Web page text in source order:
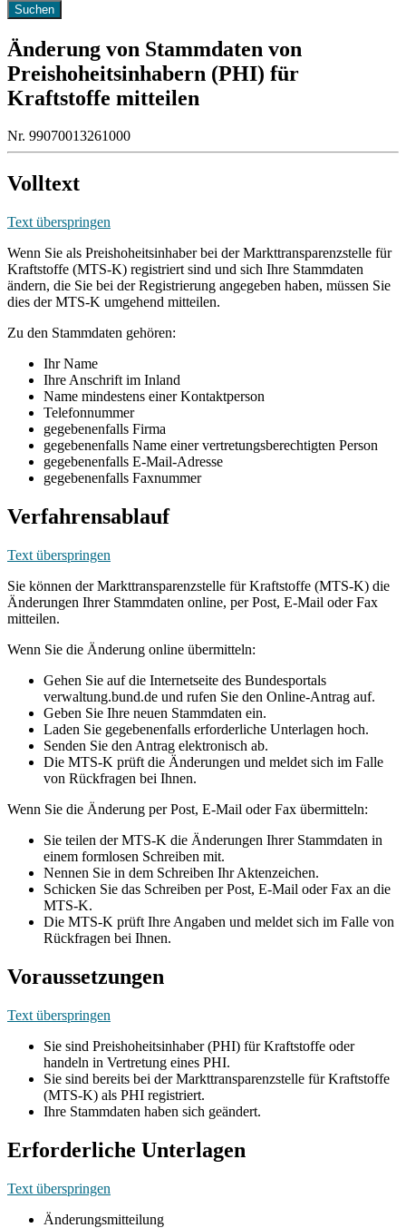
Änderung von Stammdaten von
Preishoheitsinhabern (PHI) für
Kraftstoffe mitteilen
Nr. 99070013261000
Volltext
Text überspringen
Wenn Sie als Preishoheitsinhaber bei der Markttransparenzstelle für
Kraftstoffe (MTS-K) registriert sind und sich Ihre Stammdaten
ändern, die Sie bei der Registrierung angegeben haben, müssen Sie
dies der MTS-K umgehend mitteilen.
Zu den Stammdaten gehören:
Ihr Name
Ihre Anschrift im Inland
Name mindestens einer Kontaktperson
Telefonnummer
gegebenenfalls Firma
gegebenenfalls Name einer vertretungsberechtigten Person
gegebenenfalls E-Mail-Adresse
gegebenenfalls Faxnummer
Verfahrensablauf
Text überspringen
Sie können der Markttransparenzstelle für Kraftstoffe (MTS-K) die
Änderungen Ihrer Stammdaten online, per Post, E-Mail oder Fax
mitteilen.
Wenn Sie die Änderung online übermitteln:
Gehen Sie auf die Internetseite des Bundesportals
verwaltung.bund.de und rufen Sie den Online-Antrag auf.
Geben Sie Ihre neuen Stammdaten ein.
Laden Sie gegebenenfalls erforderliche Unterlagen hoch.
Senden Sie den Antrag elektronisch ab.
Die MTS-K prüft die Änderungen und meldet sich im Falle
von Rückfragen bei Ihnen.
Wenn Sie die Änderung per Post, E-Mail oder Fax übermitteln:
Sie teilen der MTS-K die Änderungen Ihrer Stammdaten in
einem formlosen Schreiben mit.
Nennen Sie in dem Schreiben Ihr Aktenzeichen.
Schicken Sie das Schreiben per Post, E-Mail oder Fax an die
MTS-K.
Die MTS-K prüft Ihre Angaben und meldet sich im Falle von
Rückfragen bei Ihnen.
Voraussetzungen
Text überspringen
Sie sind Preishoheitsinhaber (PHI) für Kraftstoffe oder
handeln in Vertretung eines PHI.
Sie sind bereits bei der Markttransparenzstelle für Kraftstoffe
(MTS-K) als PHI registriert.
Ihre Stammdaten haben sich geändert.
Erforderliche Unterlagen
Text überspringen
Änderungsmitteilung